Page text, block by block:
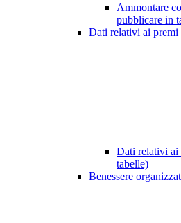
Ammontare
pubblicare in
Dati relativi ai premi
Dati relativi ai
tabelle)
Benessere